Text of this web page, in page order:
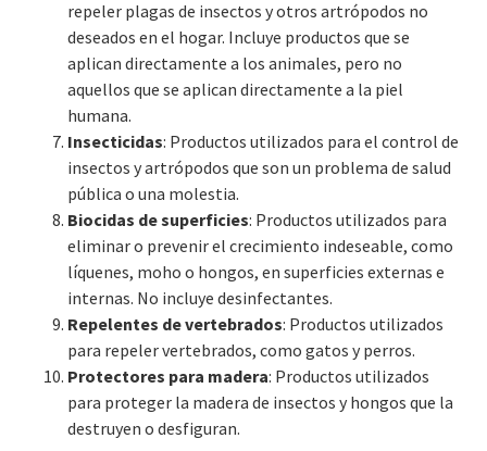
repeler plagas de insectos y otros artrópodos no
deseados en el hogar. Incluye productos que se
aplican directamente a los animales, pero no
aquellos que se aplican directamente a la piel
humana.
Insecticidas: Productos utilizados para el control de
insectos y artrópodos que son un problema de salud
pública o una molestia.
Biocidas de superficies: Productos utilizados para
eliminar o prevenir el crecimiento indeseable, como
líquenes, moho o hongos, en superficies externas e
internas. No incluye desinfectantes.
Repelentes de vertebrados: Productos utilizados
para repeler vertebrados, como gatos y perros.
Protectores para madera: Productos utilizados
para proteger la madera de insectos y hongos que la
destruyen o desfiguran.